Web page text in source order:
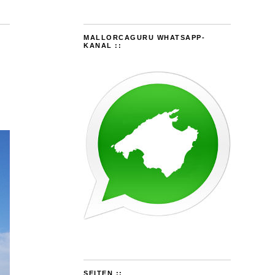
MALLORCAGURU WHATSAPP-
KANAL ::
SEITEN ::